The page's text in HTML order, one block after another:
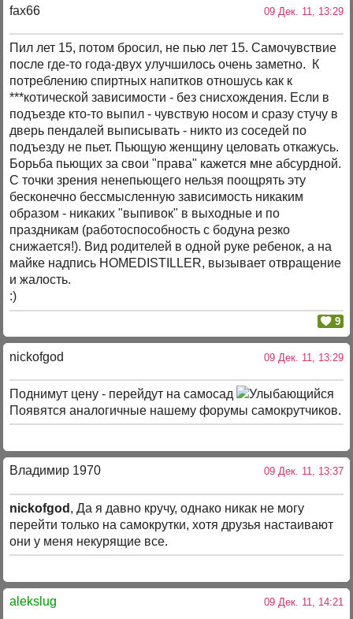
fax66 09 Дек. 11, 13:29
Пил лет 15, потом бросил, не пью лет 15. Самочувствие
после где-то года-двух улучшилось очень заметно. К
потреблению спиртных напитков отношусь как к
***котической зависимости - без снисхождения. Если в
подъезде кто-то выпил - чувствую носом и сразу стучу в
дверь пендалей выписывать - никто из соседей по
подъезду не пьет. Пьющую женщину целовать откажусь.
Борьба пьющих за свои "права" кажется мне абсурдной.
С точки зрения ненепьющего нельзя поощрять эту
бесконечно бессмысленную зависимость никаким
образом - никаких "выпивок" в выходные и по
праздникам (работоспособность с бодуна резко
снижается!). Вид родителей в одной руке ребенок, а на
майке надпись HOMEDISTILLER, вызывает отвращение
и жалость.
:)
9
nickofgod 09 Дек. 11, 13:29
Поднимут цену - перейдут на самосад
Появятся аналогичные нашему форумы самокрутчиков.
Владимир 1970 09 Дек. 11, 13:37
nickofgod , Да я давно кручу, однако никак не могу
перейти только на самокрутки, хотя друзья настаивают
они у меня некурящие все.
alekslug 09 Дек. 11, 14:21